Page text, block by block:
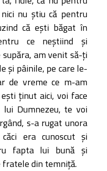
nu ştiu că pentru
că eşti băgat în
ce neştiind şi
am venit să-ţi
şi pâinile, pe care le-
de vreme ce m-am
ţinut aici, voi face
Dumnezeu, te voi
s-a rugat unora
era cunoscut şi
fapta lui bună şi
fratele din temniţă.